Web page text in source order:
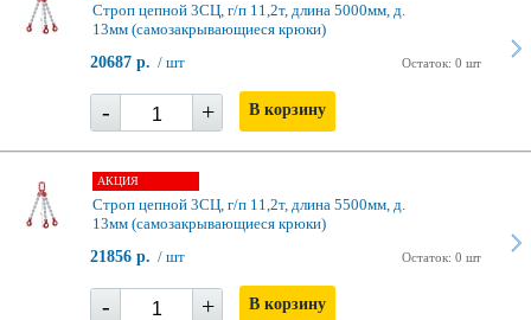
Строп цепной 3СЦ, г/п 11,2т, длина 5000мм, д.
13мм (самозакрывающиеся крюки)
Остаток: 0 шт
20687 р. / шт
- + В корзину
АКЦИЯ
Строп цепной 3СЦ, г/п 11,2т, длина 5500мм, д.
13мм (самозакрывающиеся крюки)
Остаток: 0 шт
21856 р. / шт
- + В корзину